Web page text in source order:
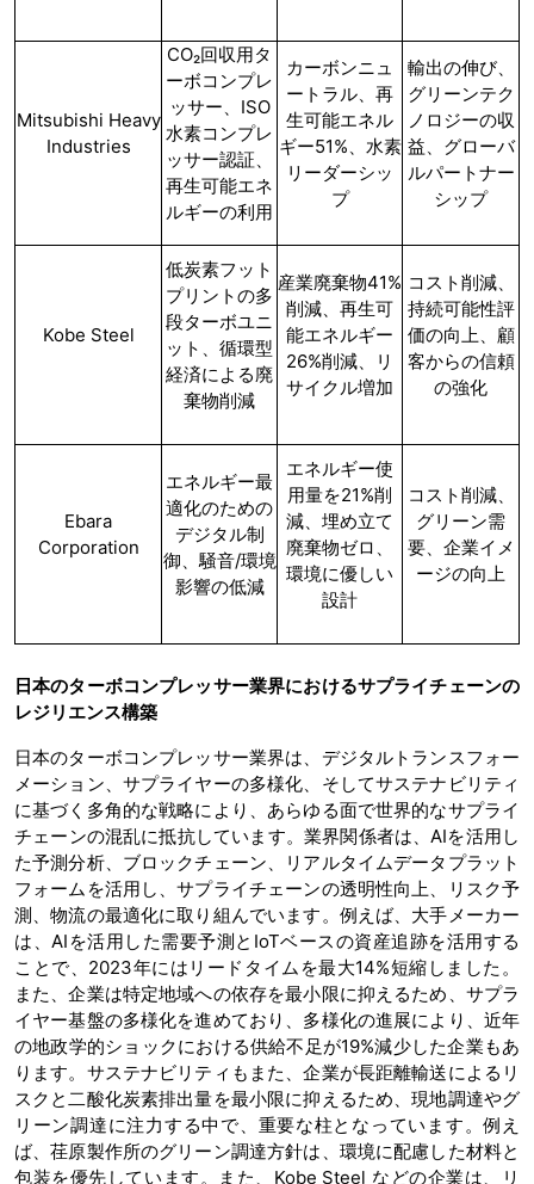
Mitsubishi Heavy
Industries
CO₂回収用タ
ーボコンプレ
ッサー、ISO
水素コンプレ
ッサー認証、
再生可能エネ
ルギーの利用
カーボンニュ
ートラル、再
生可能エネル
ギー51%、水素
リーダーシッ
プ
輸出の伸び、
グリーンテク
ノロジーの収
益、グローバ
ルパートナー
シップ
Kobe Steel
低炭素フット
プリントの多
段ターボユニ
ット、循環型
経済による廃
棄物削減
産業廃棄物41%
削減、再生可
能エネルギー
26%削減、リ
サイクル増加
コスト削減、
持続可能性評
価の向上、顧
客からの信頼
の強化
Ebara
Corporation
エネルギー最
適化のための
デジタル制
御、騒音/環境
影響の低減
エネルギー使
用量を21%削
減、埋め立て
廃棄物ゼロ、
環境に優しい
設計
コスト削減、
グリーン需
要、企業イメ
ージの向上
日本のターボコンプレッサー業界におけるサプライチェーンの
レジリエンス構築
日本のターボコンプレッサー業界は、デジタルトランスフォー
メーション、サプライヤーの多様化、そしてサステナビリティ
に基づく多角的な戦略により、あらゆる面で世界的なサプライ
チェーンの混乱に抵抗しています。業界関係者は、AIを活用し
た予測分析、ブロックチェーン、リアルタイムデータプラット
フォームを活用し、サプライチェーンの透明性向上、リスク予
測、物流の最適化に取り組んでいます。例えば、大手メーカー
は、AIを活用した需要予測とIoTベースの資産追跡を活用する
ことで、2023年にはリードタイムを最大14%短縮しました。
また、企業は特定地域への依存を最小限に抑えるため、サプラ
イヤー基盤の多様化を進めており、多様化の進展により、近年
の地政学的ショックにおける供給不足が19%減少した企業もあ
ります。サステナビリティもまた、企業が長距離輸送によるリ
スクと二酸化炭素排出量を最小限に抑えるため、現地調達やグ
リーン調達に注力する中で、重要な柱となっています。例え
ば、荏原製作所のグリーン調達方針は、環境に配慮した材料と
包装を優先しています。また、Kobe Steel などの企業は、リ